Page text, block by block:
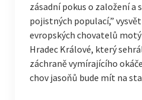
zásadní pokus o založení a
pojistných populací,”
evropských chovatelů
Hradec Králové, který
záchraně vymírajícího
chov jasoňů bude mít na